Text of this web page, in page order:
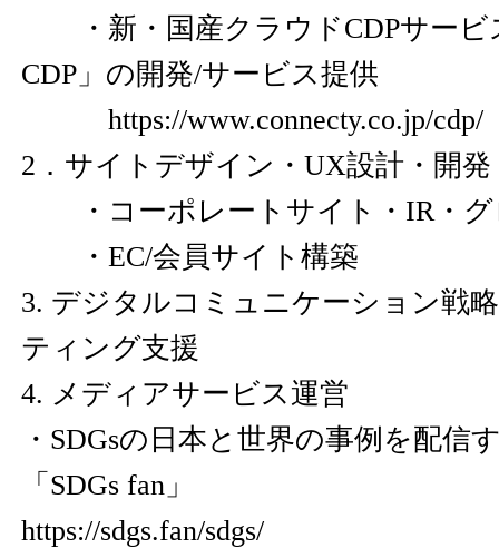
・新・国産クラウドCDPサービ
CDP」の開発/サービス提供
https://www.connecty.co.jp/cdp/
2．サイトデザイン・UX設計・開発
・コーポレートサイト・IR・グ
・EC/会員サイト構築
3. デジタルコミュニケーション戦
ティング支援
4. メディアサービス運営
・SDGsの日本と世界の事例を配信
「SDGs fan」
https://sdgs.fan/sdgs/